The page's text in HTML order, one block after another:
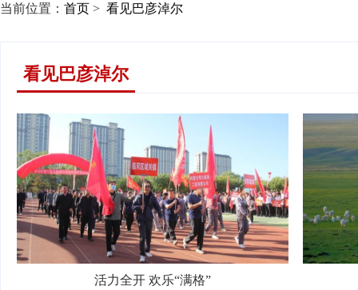
当前位置： 首页 > 看见巴彦淖尔
看见巴彦淖尔
活力全开 欢乐“满格”